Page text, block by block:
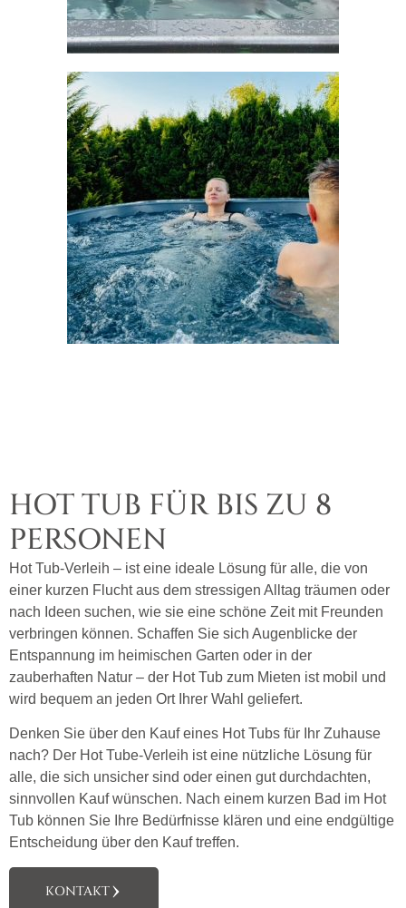
HOT TUB FÜR BIS ZU 8
PERSONEN
Hot Tub-Verleih – ist eine ideale Lösung für alle, die von
einer kurzen Flucht aus dem stressigen Alltag träumen oder
nach Ideen suchen, wie sie eine schöne Zeit mit Freunden
verbringen können. Schaffen Sie sich Augenblicke der
Entspannung im heimischen Garten oder in der
zauberhaften Natur – der Hot Tub zum Mieten ist mobil und
wird bequem an jeden Ort Ihrer Wahl geliefert.
Denken Sie über den Kauf eines Hot Tubs für Ihr Zuhause
nach? Der Hot Tube-Verleih ist eine nützliche Lösung für
alle, die sich unsicher sind oder einen gut durchdachten,
sinnvollen Kauf wünschen. Nach einem kurzen Bad im Hot
Tub können Sie Ihre Bedürfnisse klären und eine endgültige
Entscheidung über den Kauf treffen.
KONTAKT